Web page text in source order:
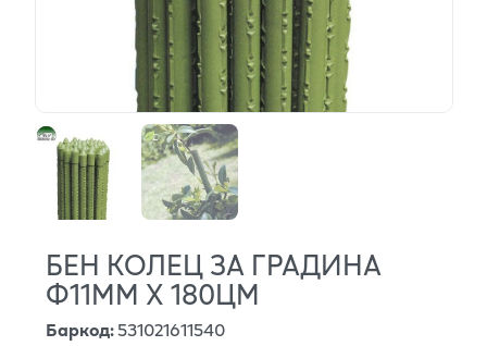
БЕН КОЛЕЦ ЗА ГРАДИНА
Ф11ММ Х 180ЦМ
Баркод:531021611540